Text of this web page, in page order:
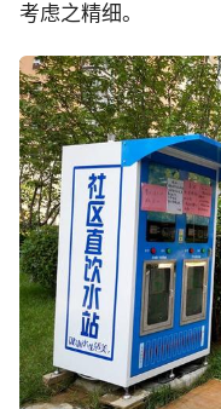
考虑之精细。